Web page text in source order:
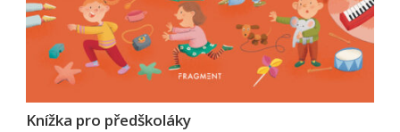
Knížka pro předškoláky